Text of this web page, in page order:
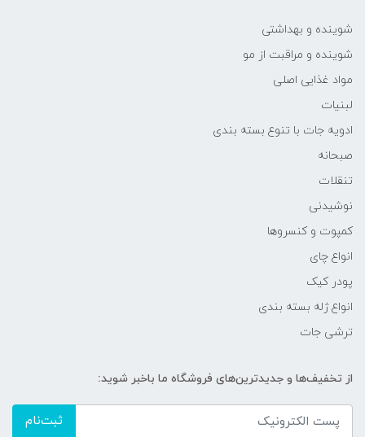
شوینده و بهداشتی
شوینده و مراقبت از مو
مواد غذایی اصلی
لبنیات
ادویه جات با تنوع بسته بندی
صبحانه
تنقلات
نوشیدنی
کمپوت و کنسروها
انواع چای
پودر کیک
انواع ژله بسته بندی
ترشی جات
از تخفیف‌ها و جدیدترین‌های فروشگاه ما باخبر شوید:
ثبت‌نام